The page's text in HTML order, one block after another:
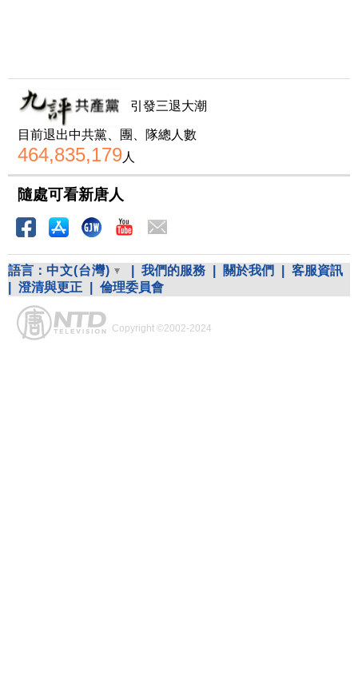
引發三退大潮
目前退出中共黨、團、隊總人數
464,835,179人
隨處可看新唐人
語言： 中文(台灣) 我們的服務 關於我們
客服資訊
澄清與更正 倫理委員會
Copyright ©2002-2024